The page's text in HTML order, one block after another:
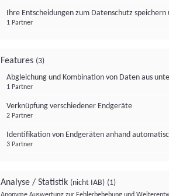
Ihre Entscheidungen zum Datenschutz
1 Partner
Features (3)
Abgleichung und Kombination von Daten aus
1 Partner
Verknüpfung verschiedener Endgeräte
2 Partner
Identifikation von Endgeräten anhand
3 Partner
Analyse / Statistik (nicht IAB) (1)
Anonyme Auswertung zur Fehlerbehebung und